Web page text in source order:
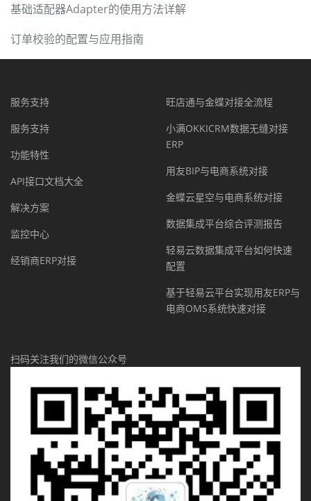
基础适配器Adapter的使用方法详解
订单校验的配置与应用指南
服务支持
服务支持
功能特性
API接口文档大全
解决方案
监控中心
经销商ERP对接
旺店通与金蝶对接全流程
小满OKKICRM数据无缝对接
ERP
用友BIP与电商系统对接
金蝶云星空与电商系统对接
数据集成平台综合评测报告
轻易云数据集成平台如何快速
配置
基于轻易云平台实现用友ERP与
电商OMS系统快速对接
扫码关注我们的微信公众号